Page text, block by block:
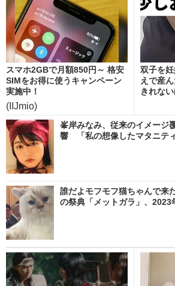
スマホ2GBで月額850円～ 格安
SIMをお得に使うキャンペーン
実施中！
(IIJmio)
双子を
えで産
きれな
峯岸みなみ、従来のイメージ
響 「私の想像したマタニテ
誰だよモフモフ猫ちゃんで
の祭典「メットガラ」、2023